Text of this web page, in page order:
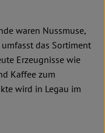
waren Nussmuse,
das Sortiment
Erzeugnisse wie
Kaffee zum
wird in Legau im